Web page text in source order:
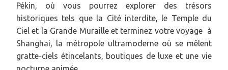
Pékin, où vous pourrez explorer des trésors
historiques tels que la Cité interdite, le Temple du
Ciel et la Grande Muraille et terminez votre voyage à
Shanghai, la métropole ultramoderne où se mêlent
gratte-ciels étincelants, boutiques de luxe et une vie